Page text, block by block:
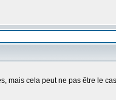
mais cela peut ne pas être le